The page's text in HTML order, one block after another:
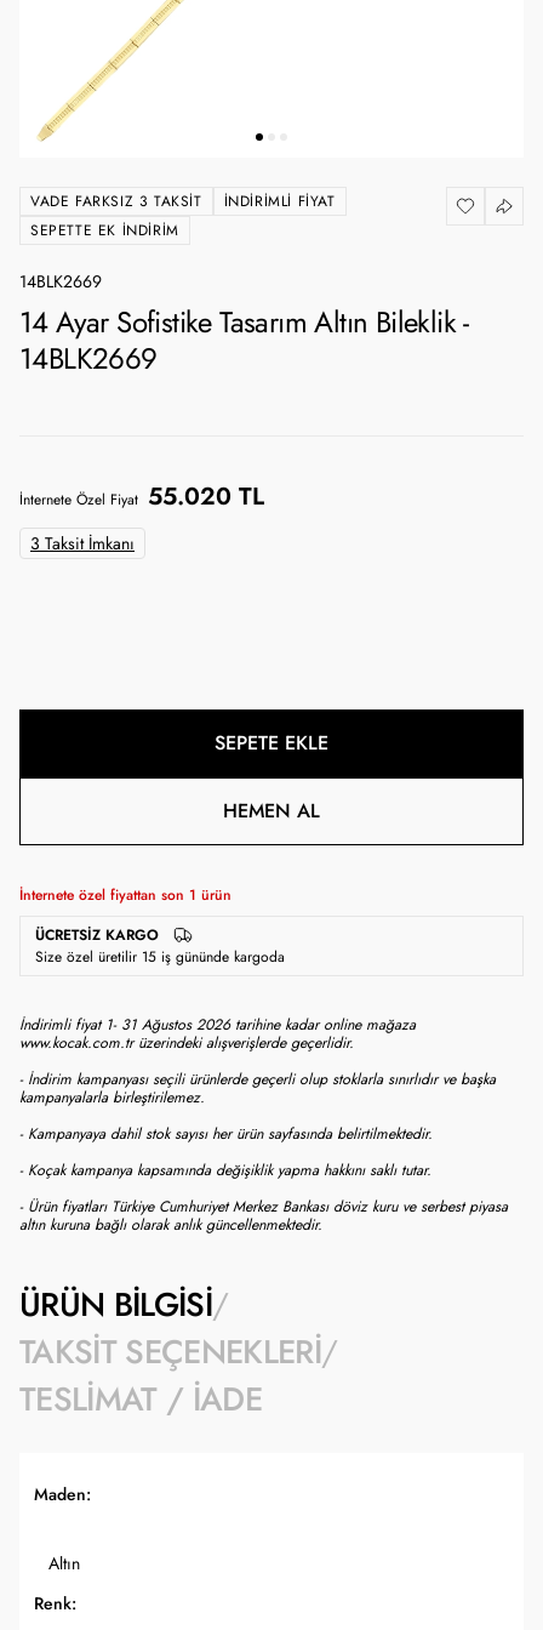
VADE FARKSIZ 3 TAKSIT
İNDIRIMLI FIYAT
SEPETTE EK İNDIRIM
14BLK2669
14 Ayar Sofistike Tasarım Altın Bileklik -
14BLK2669
İnternete Özel Fiyat 55.020 TL
3 Taksit İmkanı
SEPETE EKLE
HEMEN AL
İnternete özel fiyattan son 1 ürün
ÜCRETSIZ KARGO
Size özel üretilir 15 iş gününde kargoda
İndirimli fiyat 1- 31 Ağustos 2026 tarihine kadar online mağaza
www.kocak.com.tr üzerindeki alışverişlerde geçerlidir.
- İndirim kampanyası seçili ürünlerde geçerli olup stoklarla sınırlıdır ve başka
kampanyalarla birleştirilemez.
- Kampanyaya dahil stok sayısı her ürün sayfasında belirtilmektedir.
- Koçak kampanya kapsamında değişiklik yapma hakkını saklı tutar.
- Ürün fiyatları Türkiye Cumhuriyet Merkez Bankası döviz kuru ve serbest piyasa
altın kuruna bağlı olarak anlık güncellenmektedir.
ÜRÜN BILGISI
TAKSIT SEÇENEKLERI
TESLIMAT / İADE
Maden:
Altın
Renk: